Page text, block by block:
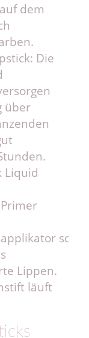
dem
Die
über
Liquid
sorgt
Lippen.
läuft